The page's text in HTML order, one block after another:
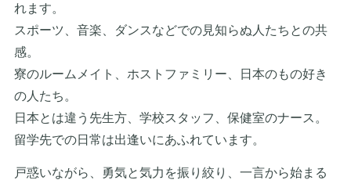
れます。
スポーツ、音楽、ダンスなどでの見知らぬ人たちとの共
感。
寮のルームメイト、ホストファミリー、日本のもの好き
の人たち。
日本とは違う先生方、学校スタッフ、保健室のナース。
留学先での日常は出逢いにあふれています。
戸惑いながら、勇気と気力を振り絞り、一言から始まる